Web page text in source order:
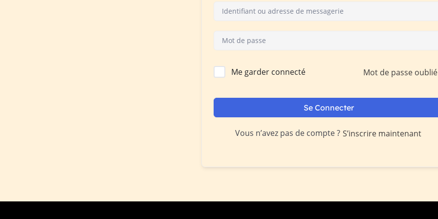
Me garder connecté Mot de passe oublié
Se Connecter
Vous n’avez pas de compte ? S’inscrire maintenant